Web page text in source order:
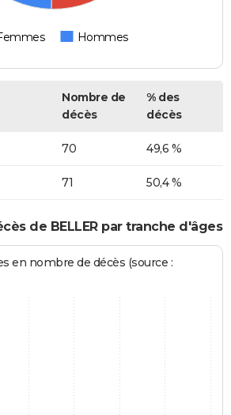
Hommes
Nombre de
décès
% des
décès
70 49,6 %
71 50,4 %
de BELLER par tranche d'âges
en nombre de décès (source :